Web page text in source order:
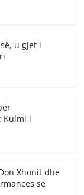
u gjet i
Kulmi i
Xhonit dhe
së